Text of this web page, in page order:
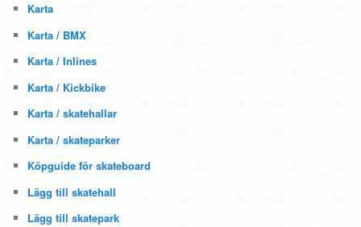
Karta
Karta / BMX
Karta / Inlines
Karta / Kickbike
Karta / skatehallar
Karta / skateparker
Köpguide för skateboard
Lägg till skatehall
Lägg till skatepark